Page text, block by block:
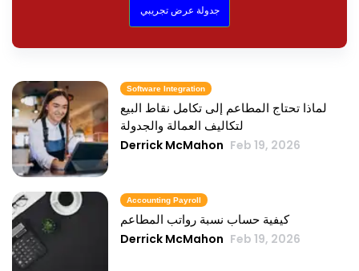
جدولة عرض تجريبي
Software Integration
لماذا تحتاج المطاعم إلى تكامل نقاط البيع
لتكاليف العمالة والجدولة
Derrick McMahon Feb 19, 2026
Accounting Payroll
كيفية حساب نسبة رواتب المطاعم
Derrick McMahon Feb 19, 2026